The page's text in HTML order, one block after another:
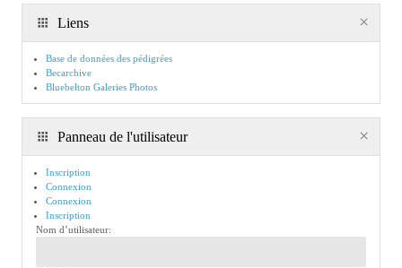
Liens
Base de données des pédigrées
Becarchive
Bluebelton Galeries Photos
Panneau de l'utilisateur
Inscription
Connexion
Connexion
Inscription
Nom d’utilisateur: